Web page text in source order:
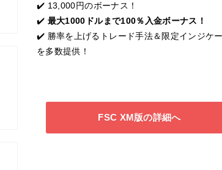
✔️ 13,000円のボーナス！
✔️ 最大1000ドルまで100％入金ボーナス！
✔️ 勝率を上げるトレード手法＆限定インジケ
を多数提供！
FSC XM版の詳細へ